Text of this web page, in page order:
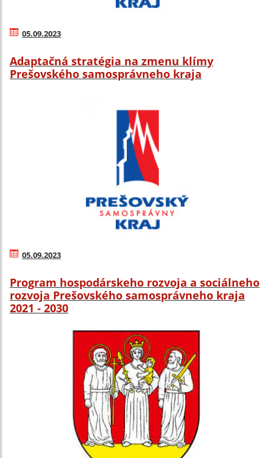
05.09.2023
Adaptačná stratégia na zmenu klímy
Prešovského samosprávneho kraja
05.09.2023
Program hospodárskeho rozvoja a sociálneho
rozvoja Prešovského samosprávneho kraja
2021 - 2030